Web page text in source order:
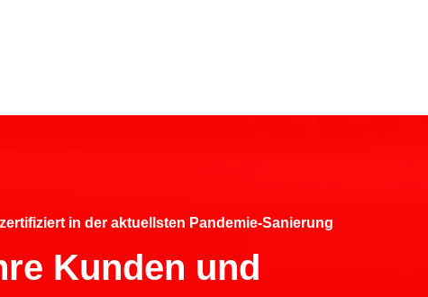
in der aktuellsten Pandemie-Sanierung
Kunden und